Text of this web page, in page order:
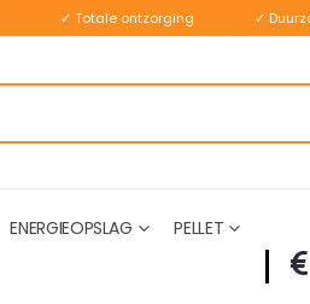
✓ Totale ontzorging ✓
ENERGIEOPSLAG PELLET